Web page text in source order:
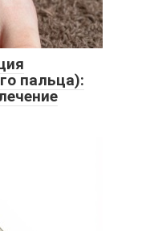
пальца):